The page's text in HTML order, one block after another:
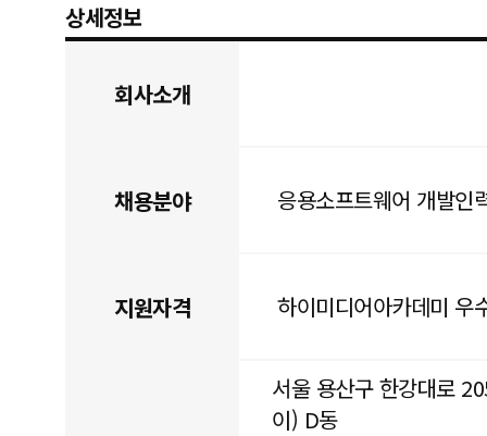
상세정보
회사소개
채용분야 응용소프트웨어 개발인
지원자격 하이미디어아카데미 우
서울 용산구 한강대로
이) D동